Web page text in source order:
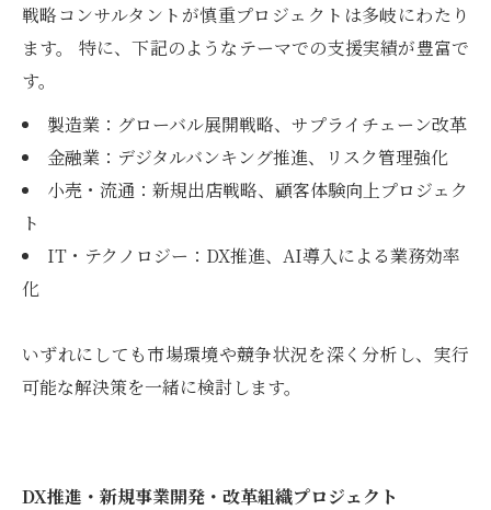
戦略コンサルタントが慎重プロジェクトは多岐にわたり
ます。 特に、下記のようなテーマでの支援実績が豊富で
す。
製造業：グローバル展開戦略、サプライチェーン改革
金融業：デジタルバンキング推進、リスク管理強化
小売・流通：新規出店戦略、顧客体験向上プロジェク
ト
IT・テクノロジー：DX推進、AI導入による業務効率
化
いずれにしても市場環境や競争状況を深く分析し、実行
可能な解決策を一緒に検討します。
DX推進・新規事業開発・改革組織プロジェクト